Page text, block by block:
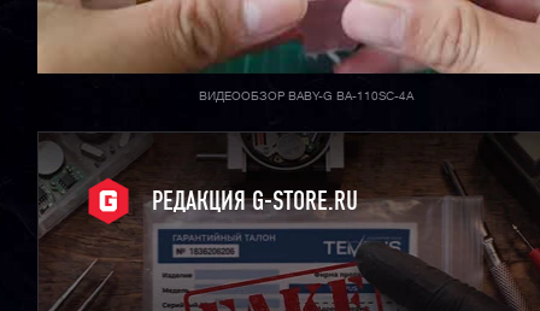
ВИДЕООБЗОР BABY-G BA-110SC-4A
РЕДАКЦИЯ G-STORE.RU